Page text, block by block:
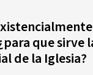
de la Iglesia?